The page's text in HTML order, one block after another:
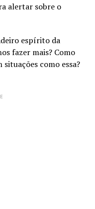
alertar sobre o
espírito da
fazer mais? Como
como essa?